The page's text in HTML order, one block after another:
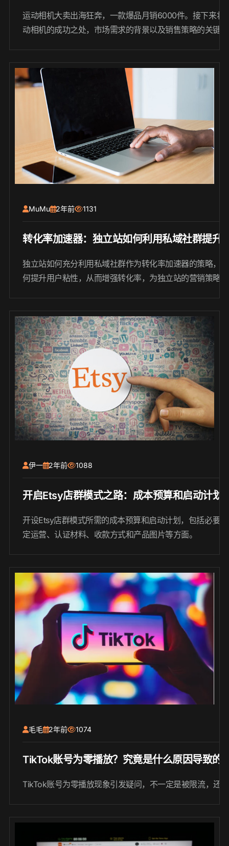
运动相机大卖出海狂奔，一款爆品月销6000件。接下来将
动相机的成功之处，市场需求的背景以及销售策略的关键
MuMu 2年前 1131
转化率加速器：独立站如何利用私域社群提升
独立站如何充分利用私域社群作为转化率加速器的策略，
何提升用户粘性，从而增强转化率，为独立站的营销策略
伊一 2年前 1088
开启Etsy店群模式之路：成本预算和启动计划
开设Etsy店群模式所需的成本预算和启动计划，包括必要
定运营、认证材料、收款方式和产品图片等方面。
毛毛 2年前 1074
TikTok账号为零播放？究竟是什么原因导致的
TikTok账号为零播放现象引发疑问，不一定是被限流，还